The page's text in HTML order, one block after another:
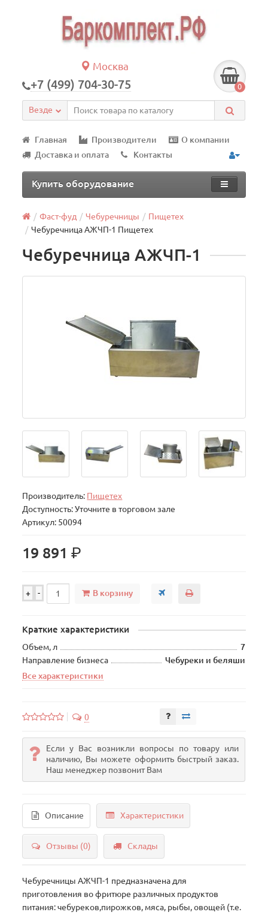
Москва
+7 (499) 704-30-75 0
Везде
Главная Производители
О компании
Доставка и оплата
Контакты
Купить оборудование
Фаст-фуд Чебуречницы
Пищетех
Чебуречница АЖЧП-1 Пищетех
Чебуречница АЖЧП-1
Производитель: Пищетех
Доступность: Уточните в торговом зале
Артикул: 50094
19 891р.
+ - В корзину
Краткие характеристики
Объем, л
7
Направление бизнеса
Чебуреки и беляши
Все характеристики
0
Если у Вас возникли вопросы по товару или
наличию, Вы можете оформить быстрый заказ.
Наш менеджер позвонит Вам
Описание Характеристики
Отзывы (0) Склады
Чебуречницы АЖЧП-1 предназначена для
приготовления во фритюре различных продуктов
питания: чебуреков,пирожков, мяса, рыбы, овощей (т.е.